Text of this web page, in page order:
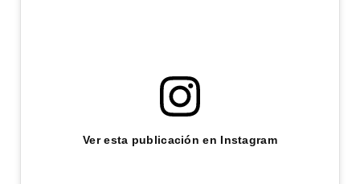
Ver esta publicación en Instagram